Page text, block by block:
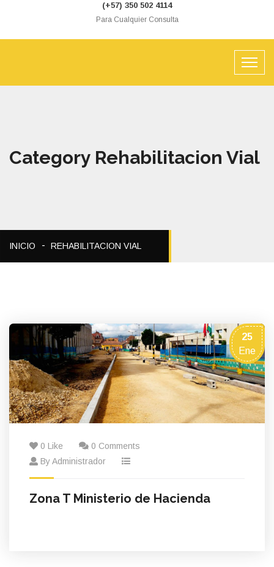
(+57) 350 502 4114
Para Cualquier Consulta
Category Rehabilitacion Vial
INICIO REHABILITACION VIAL
25
Ene
0 Like
0 Comments
By Administrador
Zona T Ministerio de Hacienda